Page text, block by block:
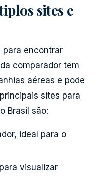
sites e
para encontrar
comparador tem
aéreas e pode
sites para
Brasil são:
ideal para o
visualizar